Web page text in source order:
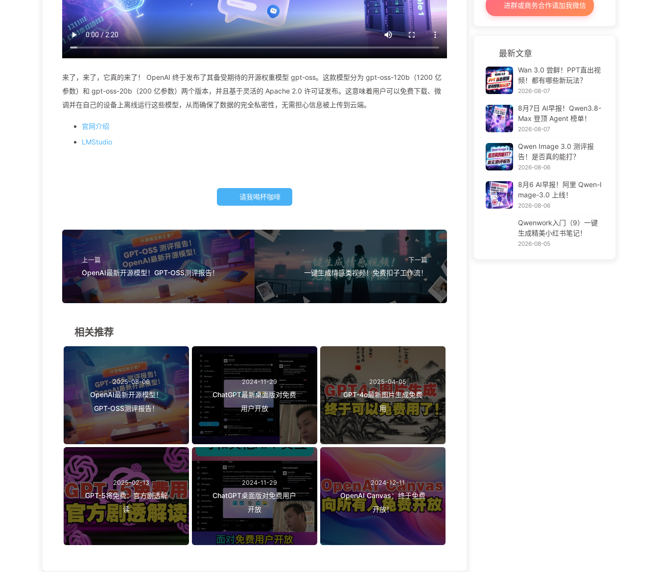
来了，来了，它真的来了！ OpenAI 终于发布了其备受期待的开源权重模型 gpt-oss。这款模型分为 gpt-oss-120b（1200 亿
参数）和 gpt-oss-20b（200 亿参数）两个版本，并且基于灵活的 Apache 2.0 许可证发布。这意味着用户可以免费下载、微
调并在自己的设备上离线运行这些模型，从而确保了数据的完全私密性，无需担心信息被上传到云端。
官网介绍
LMStudio
请我喝杯咖啡
上一篇
OpenAI最新开源模型！GPT-OSS测评报告！
下一篇
一键生成情感类视频！免费扣子工作流！
相关推荐
2025-08-06
OpenAI最新开源模型！
GPT-OSS测评报告！
2024-11-29
ChatGPT最新桌面版对免费
用户开放
2025-04-05
GPT-4o最新图片生成免费
用
2025-02-13
GPT-5将免费：官方剧透解
读
2024-11-29
ChatGPT桌面版对免费用户
开放
2024-12-11
OpenAI Canvas：终于免费
开放！
进群或商务合作请加我微信
最新文章
Wan 3.0 尝鲜！PPT直出视
频！都有哪些新玩法？
2026-08-07
8月7日 AI早报！Qwen3.8-
Max 登顶 Agent 榜单！
2026-08-07
Qwen Image 3.0 测评报
告！是否真的能打？
2026-08-06
8月6 AI早报！阿里 Qwen-I
mage-3.0 上线！
2026-08-06
Qwenwork入门（9）一键
生成精美小红书笔记！
2026-08-05